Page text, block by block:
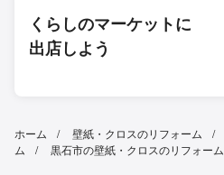
くらしのマーケットに
出店しよう
ホーム 壁紙・クロスのリフォーム
ム
黒石市の壁紙・クロスのリフォーム